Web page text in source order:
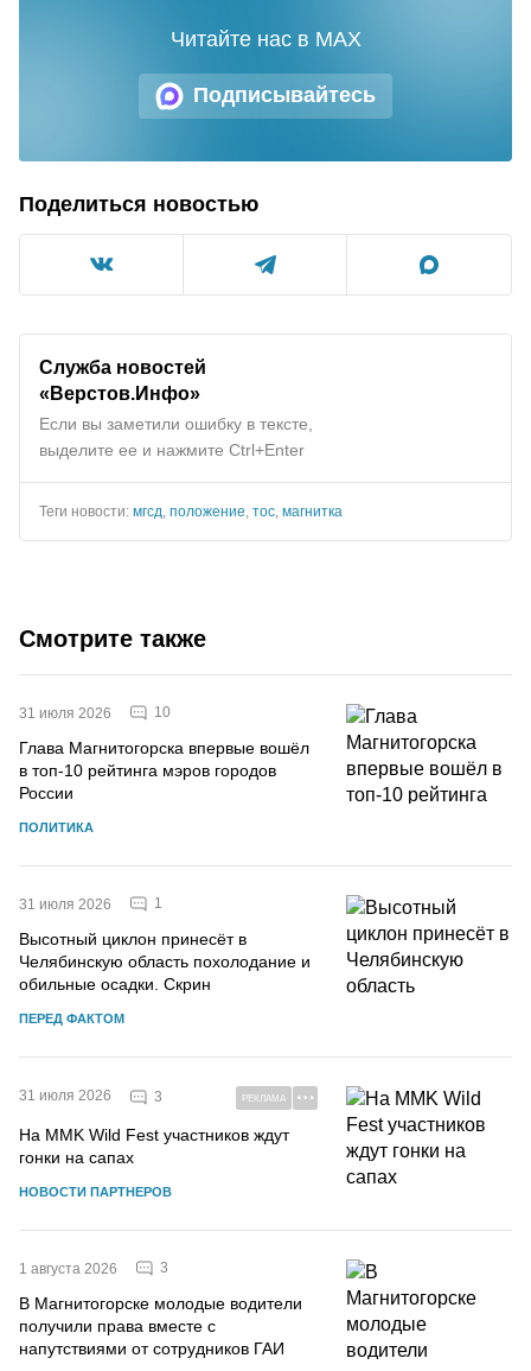
Подписывайтесь
Читайте нас в MAX
Поделиться новостью
Служба новостей
«Верстов.Инфо»
Если вы заметили ошибку в тексте,
выделите ее и нажмите Ctrl+Enter
Теги новости: мгсд положение тос магнитка
Смотрите также
31 июля 2026 10
Глава Магнитогорска впервые вошёл
в топ-10 рейтинга мэров городов
России
ПОЛИТИКА
31 июля 2026 1
Высотный циклон принесёт в
Челябинскую область похолодание и
обильные осадки. Скрин
ПЕРЕД ФАКТОМ
31 июля 2026 3 РЕКЛАМА
На MMK Wild Fest участников ждут
гонки на сапах
НОВОСТИ ПАРТНЕРОВ
1 августа 2026 3
В Магнитогорске молодые водители
получили права вместе с
напутствиями от сотрудников ГАИ